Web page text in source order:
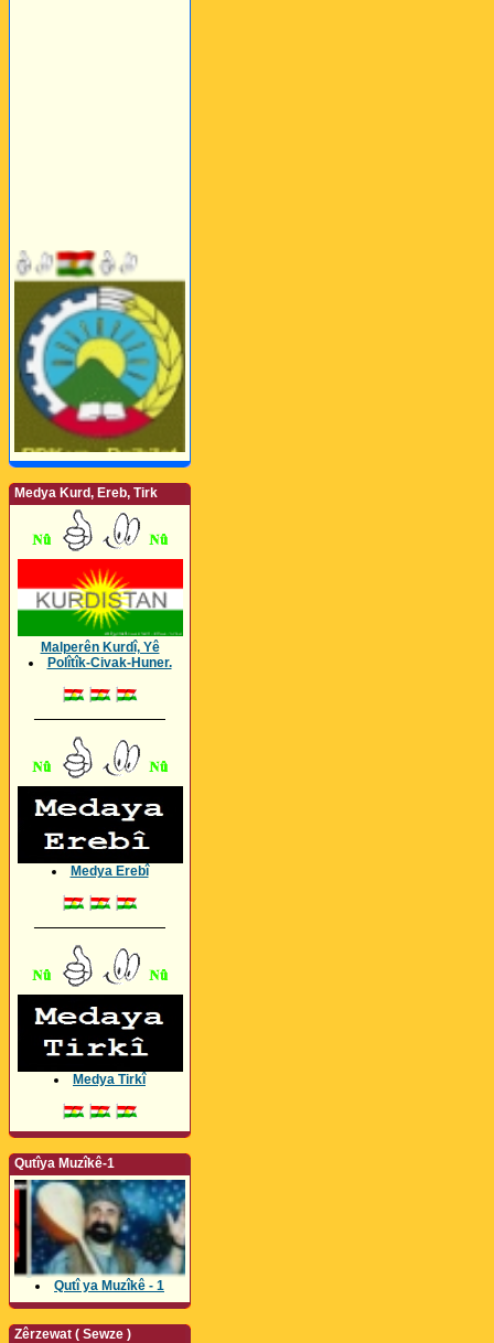
Medya Kurd, Ereb, Tirk
Malperên Kurdî, Yê
Polîtîk-Civak-Huner.
Medya Erebî
Medya Tirkî
Qutîya Muzîkê-1
Qutî ya Muzîkê - 1
Zêrzewat ( Sewze )